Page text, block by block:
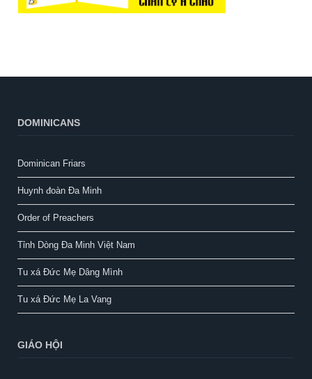
DOMINICANS
Dominican Friars
Huynh đoàn Đa Minh
Order of Preachers
Tỉnh Dòng Đa Minh Việt Nam
Tu xá Đức Mẹ Dâng Mình
Tu xá Đức Mẹ La Vang
GIÁO HỘI